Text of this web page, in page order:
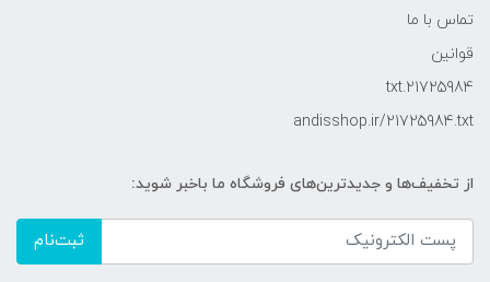
تماس با ما
قوانین
21725984.txt
andisshop.ir/21725984.txt
از تخفیف‌ها و جدیدترین‌های فروشگاه ما باخبر شوید:
ثبت‌نام